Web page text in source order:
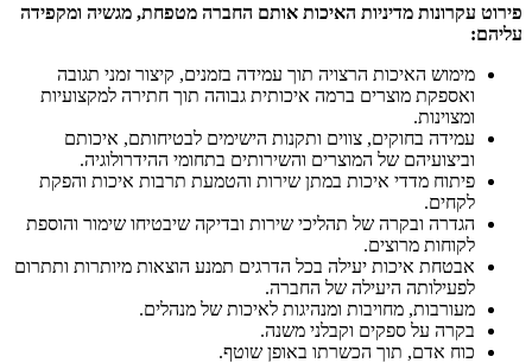
פירוט עקרונות מדיניות האיכות אותם החברה מטפחת, מגשיה ומקפידה
עליהם:
מימוש האיכות הרצויה תוך עמידה בזמנים, קיצור זמני תגובה
ואספקת מוצרים ברמה איכותית גבוהה תוך חתירה למקצועיות
ומצוינות.
עמידה בחוקים, צווים ותקנות הישימים לבטיחותם, איכותם
וביצועיהם של המוצרים והשירותים בתחומי ההידרולוגיה.
פיתוח מדדי איכות במתן שירות והטמעת תרבות איכות והפקת
לקחים.
הגדרה ובקרה של תהליכי שירות ובדיקה שיבטיחו שימור והוספת
לקוחות מרוצים.
אבטחת איכות יעילה בכל הדרגים תמנע הוצאות מיותרות ותתרום
לפעילותה היעילה של החברה.
מעורבות, מחויבות ומנהיגות לאיכות של מנהלים.
בקרה על ספקים וקבלני משנה.
כוח אדם, תוך הכשרתו באופן שוטף.